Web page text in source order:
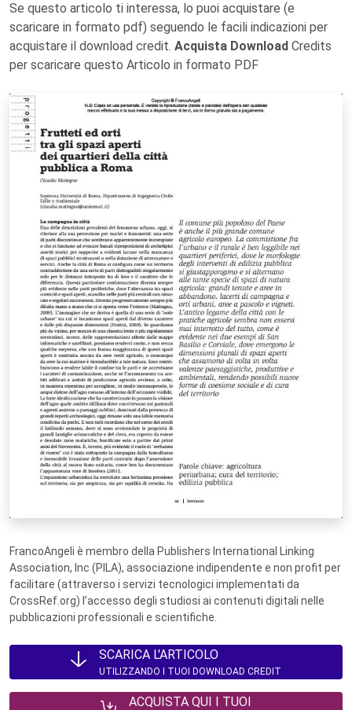
Se questo articolo ti interessa, lo puoi acquistare (e
scaricare in formato pdf) seguendo le facili indicazioni per
acquistare il download credit. Acquista Download Credits
per scaricare questo Articolo in formato PDF
FrancoAngeli è membro della Publishers International Linking
Association, Inc (PILA), associazione indipendente e non profit per
facilitare (attraverso i servizi tecnologici implementati da
CrossRef.org) l’accesso degli studiosi ai contenuti digitali nelle
pubblicazioni professionali e scientifiche.
SCARICA L'ARTICOLO
UTILIZZANDO I TUOI DOWNLOAD CREDIT
ACQUISTA QUI I TUOI